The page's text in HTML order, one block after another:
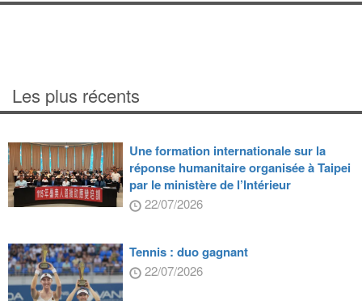
Les plus récents
Une formation internationale sur la
réponse humanitaire organisée à Taipei
par le ministère de l’Intérieur
22/07/2026
Tennis : duo gagnant
22/07/2026